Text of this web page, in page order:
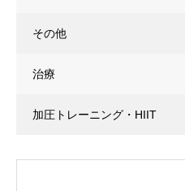
その他
治療
加圧トレーニング・HIIT